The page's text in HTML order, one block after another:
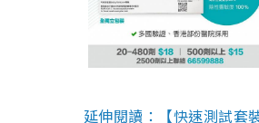
延伸閱讀：【快速測試套